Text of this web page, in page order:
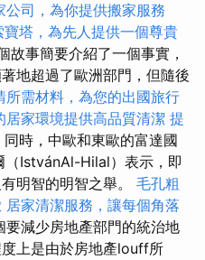
司，為你提供搬家服務
寶塔，為先人提供一個尊貴
故事簡要介紹了一個事實，
地超過了歐洲部門，但隨後
所需材料，為您的出國旅行
居家環境提供高品質清潔 提
同時，中歐和東歐的富達國
（IstvánAl-Hilal）表示，即
明智的明智之舉。 毛孔粗
居家清潔服務，讓每個角落
要減少房地產部門的統治地
上是由於房地產louff所